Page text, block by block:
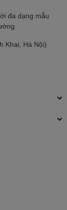
đa dạng mẫu
Khai, Hà Nội)